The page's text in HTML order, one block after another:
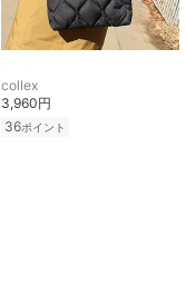
collex
3,960円
36ポイント